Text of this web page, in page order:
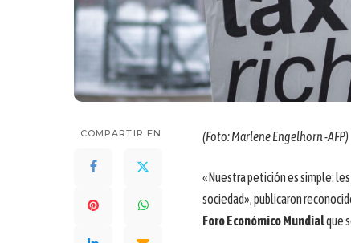
COMPARTIR EN (Foto: Marlene Engelhorn -AFP)
«Nuestra petición es simple:
sociedad», publicaron
Foro Económico Mundialque